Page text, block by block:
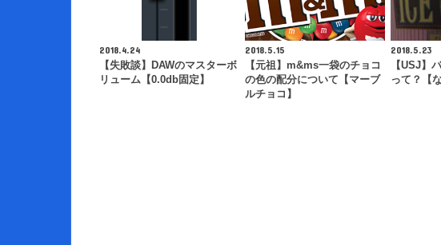
2018.4.24
【失敗談】DAWのマスターボ
リューム【0.0db固定】
2018.5.15
【元祖】m&ms一袋のチョコ
の色の配分について【マーブ
ルチョコ】
2018.5.23
【USJ】
って？【